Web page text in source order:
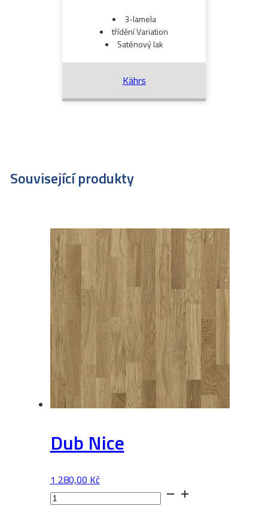
3-lamela
třídění Variation
Saténový lak
Kährs
Související produkty
Dub Nice
1 280,00 Kč
Dub